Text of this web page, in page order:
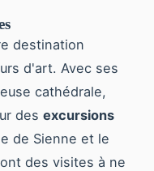
destination
d'art. Avec ses
cathédrale,
des excursions
de Sienne et le
des visites à ne